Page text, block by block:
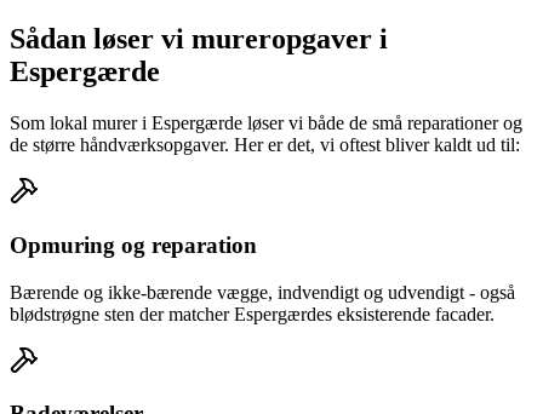
Sådan løser vi mureropgaver i
Espergærde
Som lokal murer i Espergærde løser vi både de små reparationer og
de større håndværksopgaver. Her er det, vi oftest bliver kaldt ud til:
Opmuring og reparation
Bærende og ikke-bærende vægge, indvendigt og udvendigt - også
blødstrøgne sten der matcher Espergærdes eksisterende facader.